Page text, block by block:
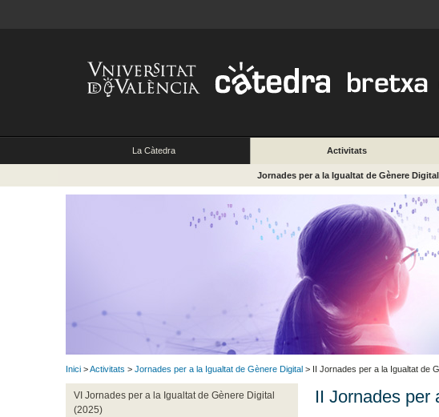
La Càtedra Activitats
Jornades per a la Igualtat de Gènere Digital
Inici >Activitats > Jornades per a la Igualtat de Gènere Digital > II Jornades per a la Igualtat de
VI Jornades per a la Igualtat de Gènere Digital
(2025)
II Jornades per